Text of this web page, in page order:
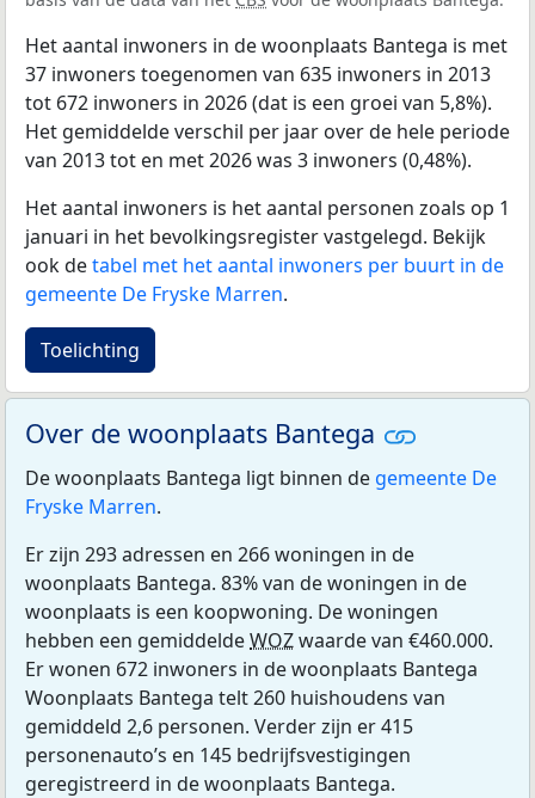
Het aantal inwoners in de woonplaats Bantega is met
37 inwoners toegenomen van 635 inwoners in 2013
tot 672 inwoners in 2026 (dat is een groei van 5,8%).
Het gemiddelde verschil per jaar over de hele periode
van 2013 tot en met 2026 was 3 inwoners (0,48%).
Het aantal inwoners is het aantal personen zoals op 1
januari in het bevolkingsregister vastgelegd. Bekijk
ook detabel met het aantal inwoners per buurt in de
gemeente De Fryske Marren.
Toelichting
Over de woonplaats Bantega
De woonplaats Bantega ligt binnen de gemeente De
Fryske Marren.
Er zijn 293 adressen en 266 woningen in de
woonplaats Bantega. 83% van de woningen in de
woonplaats is een koopwoning. De woningen
hebben een gemiddeldeWOZwaarde van €460.000.
Er wonen 672 inwoners in de woonplaats Bantega
Woonplaats Bantega telt 260 huishoudens van
gemiddeld 2,6 personen. Verder zijn er 415
personenauto’s en 145 bedrijfsvestigingen
geregistreerd in de woonplaats Bantega.